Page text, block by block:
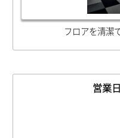
フロアを清潔
営業